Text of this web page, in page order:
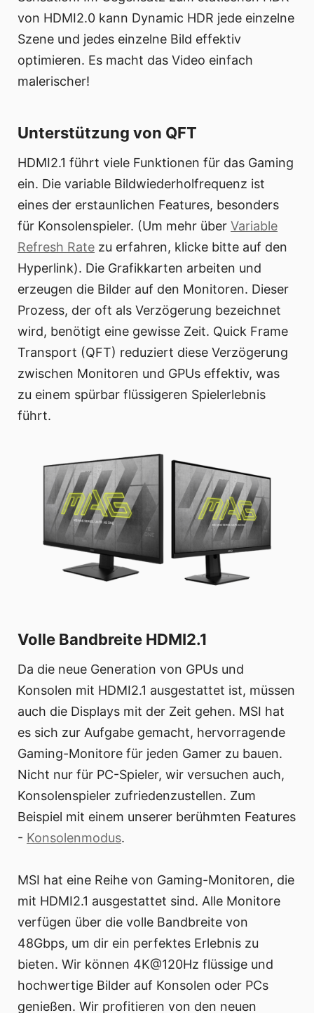
von HDMI2.0 kann Dynamic HDR jede einzelne
Szene und jedes einzelne Bild effektiv
optimieren. Es macht das Video einfach
malerischer!
Unterstützung von QFT
HDMI2.1 führt viele Funktionen für das Gaming
ein. Die variable Bildwiederholfrequenz ist
eines der erstaunlichen Features, besonders
für Konsolenspieler. (Um mehr über Variable
Refresh Rate zu erfahren, klicke bitte auf den
Hyperlink). Die Grafikkarten arbeiten und
erzeugen die Bilder auf den Monitoren. Dieser
Prozess, der oft als Verzögerung bezeichnet
wird, benötigt eine gewisse Zeit. Quick Frame
Transport (QFT) reduziert diese Verzögerung
zwischen Monitoren und GPUs effektiv, was
zu einem spürbar flüssigeren Spielerlebnis
führt.
Volle Bandbreite HDMI2.1
Da die neue Generation von GPUs und
Konsolen mit HDMI2.1 ausgestattet ist, müssen
auch die Displays mit der Zeit gehen. MSI hat
es sich zur Aufgabe gemacht, hervorragende
Gaming-Monitore für jeden Gamer zu bauen.
Nicht nur für PC-Spieler, wir versuchen auch,
Konsolenspieler zufriedenzustellen. Zum
Beispiel mit einem unserer berühmten Features
- Konsolenmodus.
MSI hat eine Reihe von Gaming-Monitoren, die
mit HDMI2.1 ausgestattet sind. Alle Monitore
verfügen über die volle Bandbreite von
48Gbps, um dir ein perfektes Erlebnis zu
bieten. Wir können 4K@120Hz flüssige und
hochwertige Bilder auf Konsolen oder PCs
genießen. Wir profitieren von den neuen